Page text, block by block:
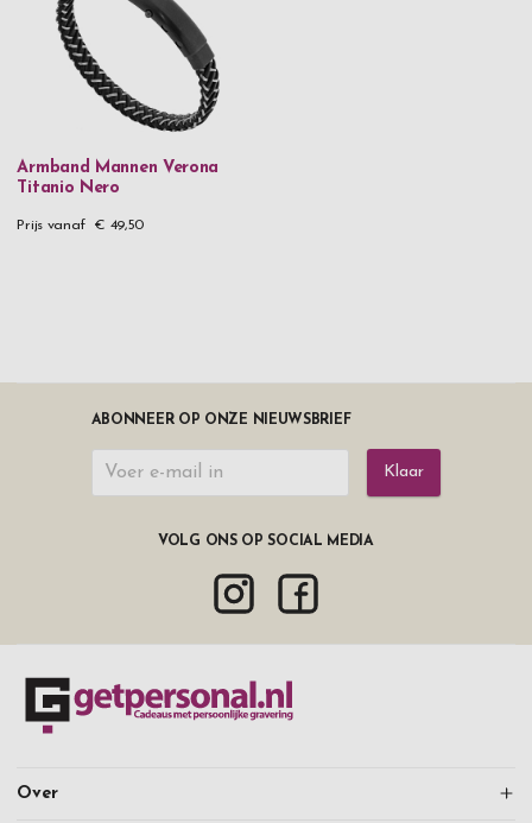
Armband Mannen Verona
Titanio Nero
Prijs vanaf € 49,50
ABONNEER OP ONZE NIEUWSBRIEF
Klaar
VOLG ONS OP SOCIAL MEDIA
Over